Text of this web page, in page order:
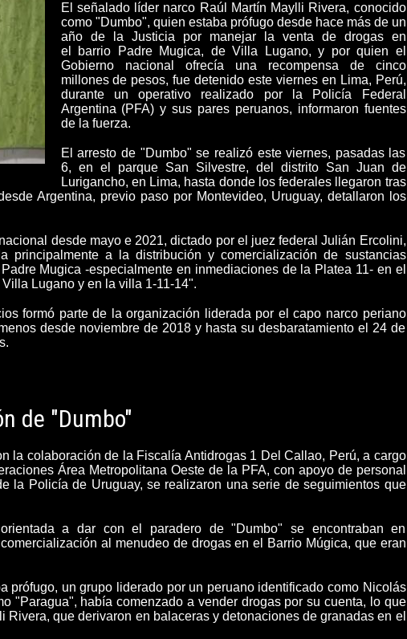
El señalado líder narco Raúl Martín Maylli Rivera, conocido
como "Dumbo", quien estaba prófugo desde hace más de un
año de la Justicia por manejar la venta de drogas en
el
barrio Padre Mugica, de Villa Lugano, y por quien el
Gobierno nacional ofrecía una recompensa de cinco
millones de pesos, fuedetenido este viernes en Lima, Perú,
durante un operativo realizado por la Policía Federal
Argentina (PFA) y sus pares peruanos, informaron fuentes
de la fuerza.
El arresto de "Dumbo" se realizó este viernes, pasadas las
6, en el parque San Silvestre, del distrito San Juan de
Lurigancho, en Lima, hasta donde los federales llegaron tras
Argentina, previo paso por Montevideo, Uruguay, detallaron los
desde mayo e 2021, dictado por el juez federal Julián Ercolini,
a la distribución y comercialización de sustancias
Mugica -especialmente en inmediaciones de la Platea 11- en el
Lugano y en la villa 1-11-14".
formó parte de la organización liderada por el capo narco periano
desde noviembre de 2018 y hasta su desbaratamiento el 24 de
de "Dumbo"
la colaboración de la Fiscalía Antidrogas 1 Del Callao, Perú, a cargo
Área Metropolitana Oeste de la PFA, con apoyo de personal
la Policía de Uruguay, se realizaron una serie de seguimientos que
a dar con el paradero de "Dumbo" se encontraban en
al menudeo de drogas en el Barrio Múgica, que eran
prófugo, un grupo liderado por un peruano identificado como Nicolás
"Paragua", había comenzado a vender drogas por su cuenta, lo que
que derivaron en balaceras y detonaciones de granadas en el